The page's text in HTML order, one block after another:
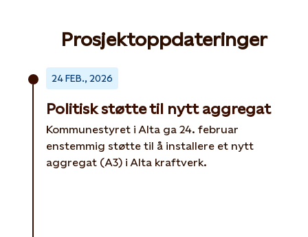
Prosjektoppdateringer
24 FEB., 2026
Politisk støtte til nytt aggregat
Kommunestyret i Alta ga 24. februar
enstemmig støtte til å installere et nytt
aggregat (A3) i Alta kraftverk.